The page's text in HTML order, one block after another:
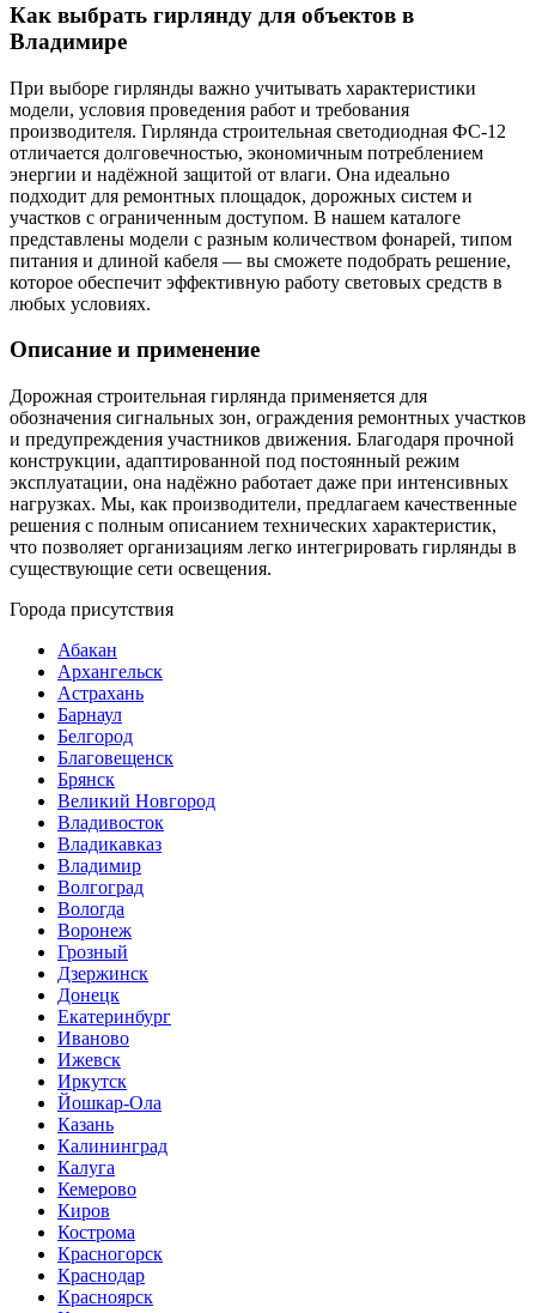
Как выбрать гирлянду для объектов в
Владимире
При выборе гирлянды важно учитывать характеристики
модели, условия проведения работ и требования
производителя. Гирлянда строительная светодиодная ФС-12
отличается долговечностью, экономичным потреблением
энергии и надёжной защитой от влаги. Она идеально
подходит для ремонтных площадок, дорожных систем и
участков с ограниченным доступом. В нашем каталоге
представлены модели с разным количеством фонарей, типом
питания и длиной кабеля — вы сможете подобрать решение,
которое обеспечит эффективную работу световых средств в
любых условиях.
Описание и применение
Дорожная строительная гирлянда применяется для
обозначения сигнальных зон, ограждения ремонтных участков
и предупреждения участников движения. Благодаря прочной
конструкции, адаптированной под постоянный режим
эксплуатации, она надёжно работает даже при интенсивных
нагрузках. Мы, как производители, предлагаем качественные
решения с полным описанием технических характеристик,
что позволяет организациям легко интегрировать гирлянды в
существующие сети освещения.
Города присутствия
Абакан
Архангельск
Астрахань
Барнаул
Белгород
Благовещенск
Брянск
Великий Новгород
Владивосток
Владикавказ
Владимир
Волгоград
Вологда
Воронеж
Грозный
Дзержинск
Донецк
Екатеринбург
Иваново
Ижевск
Иркутск
Йошкар-Ола
Казань
Калининград
Калуга
Кемерово
Киров
Кострома
Красногорск
Краснодар
Красноярск